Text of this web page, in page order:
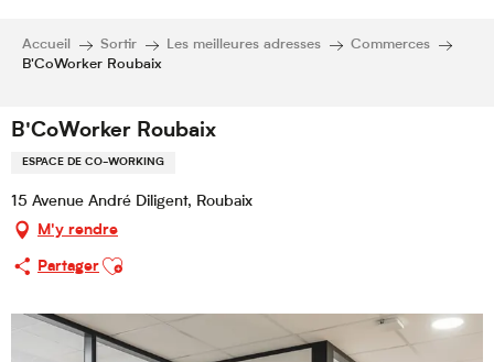
Accueil Sortir Les meilleures adresses
Commerces
B'CoWorker Roubaix
B'CoWorker Roubaix
ESPACE DE CO-WORKING
15 Avenue André Diligent, Roubaix
M'y rendre
Partager
Ajouter aux favoris